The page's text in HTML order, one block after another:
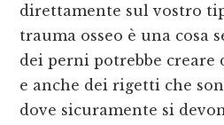
direttamente sul vostro
trauma osseo è una cosa
dei perni potrebbe creare
e anche dei rigetti che
dove sicuramente si